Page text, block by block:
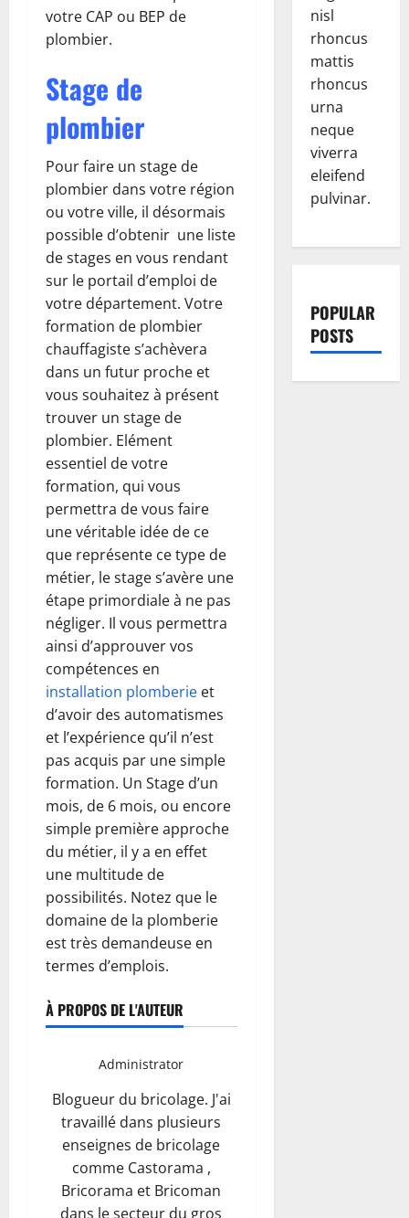
votre CAP ou BEP de
plombier.
Stage de
plombier
Pour faire un stage de
plombier dans votre région
ou votre ville, il désormais
possible d’obtenir une liste
de stages en vous rendant
sur le portail d’emploi de
votre département. Votre
formation de plombier
chauffagiste s’achèvera
dans un futur proche et
vous souhaitez à présent
trouver un stage de
plombier. Elément
essentiel de votre
formation, qui vous
permettra de vous faire
une véritable idée de ce
que représente ce type de
métier, le stage s’avère une
étape primordiale à ne pas
négliger. Il vous permettra
ainsi d’approuver vos
compétences en
installation plomberie et
d’avoir des automatismes
et l’expérience qu’il n’est
pas acquis par une simple
formation. Un Stage d’un
mois, de 6 mois, ou encore
simple première approche
du métier, il y a en effet
une multitude de
possibilités. Notez que le
domaine de la plomberie
est très demandeuse en
termes d’emplois.
À PROPOS DE L'AUTEUR
Administrator
Blogueur du bricolage. J'ai
travaillé dans plusieurs
enseignes de bricolage
comme Castorama ,
Bricorama et Bricoman
dans le secteur du gros
nisl
rhoncus
mattis
rhoncus
urna
neque
viverra
eleifend
pulvinar.
POPULAR
POSTS